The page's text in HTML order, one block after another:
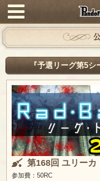
『予選リーグ第5
第168回 ユリーカ
参加費：50RC